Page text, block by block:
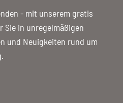
- mit unserem gratis
in unregelmäßigen
und Neuigkeiten rund um